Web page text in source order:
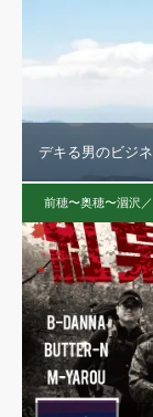
デキる男のビジ
前穂〜奥穂〜涸沢